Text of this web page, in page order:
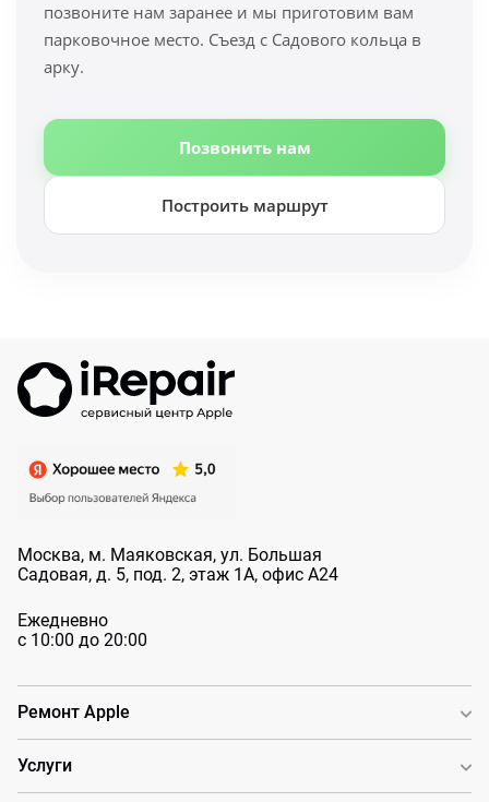
позвоните нам заранее и мы приготовим вам
парковочное место. Съезд с Садового кольца в
арку.
Позвонить нам
Построить маршрут
Москва, м. Маяковская, ул. Большая
Садовая, д. 5, под. 2, этаж 1А, офис А24
Ежедневно
с 10:00 до 20:00
Ремонт Apple
Услуги